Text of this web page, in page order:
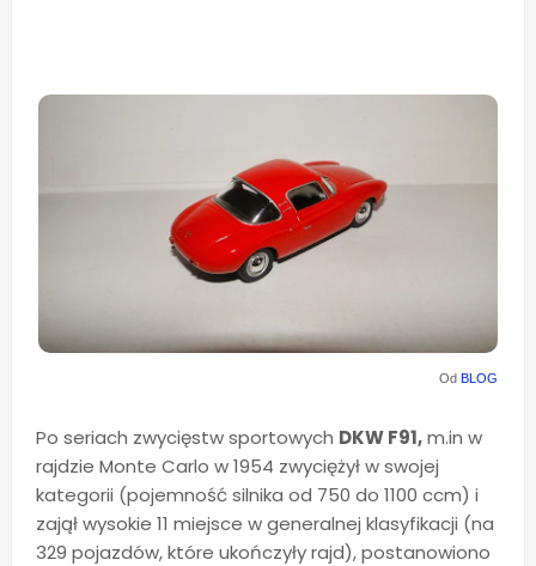
Od BLOG
Po seriach zwycięstw sportowych DKW F91,m.in w
rajdzie Monte Carlo w 1954 zwyciężył w swojej
kategorii (pojemność silnika od 750 do 1100 ccm) i
zajął wysokie 11 miejsce w generalnej klasyfikacji (na
329 pojazdów, które ukończyły rajd), postanowiono